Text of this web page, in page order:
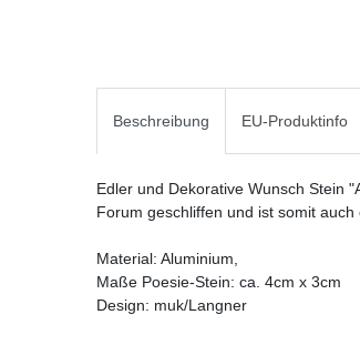
Beschreibung EU-Produktinfo
Edler und Dekorative Wunsch Stein
Forum geschliffen und ist somit
Material: Aluminium,
Maße Poesie-Stein: ca. 4cm x 3cm
Design: muk/Langner